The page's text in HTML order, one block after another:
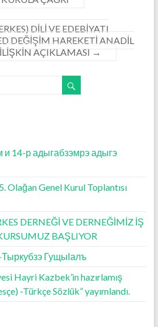
ть
DİLİ VE EDEBİYATI
DEĞİŞİM HAREKETİ ANADİL
AÇIKLAMASI →
и 14-р адыгабзэмрэ адыгэ
Olağan Genel Kurul Toplantısı
DERNEĞİ VE DERNEĞİMİZ İŞ
BAŞLIYOR
Гущыӏалъ
Hayri Kazbek’in hazırlamış
-Türkçe Sözlük” yayımlandı.